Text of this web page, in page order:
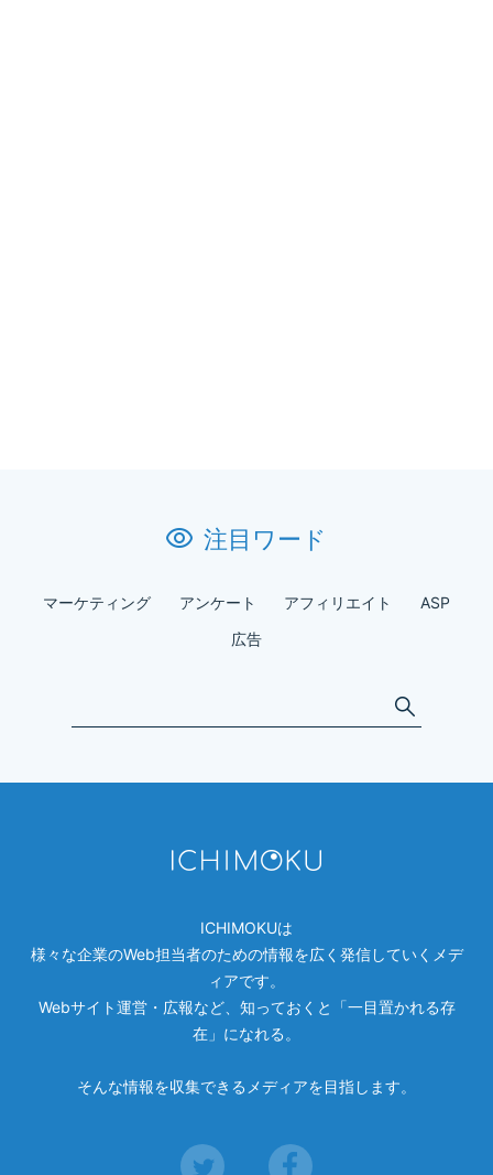
注目ワード
マーケティング アンケート アフィリエイト
ASP
広告
ICHIMOKUは
様々な企業のWeb担当者のための情報を広く発信していくメデ
ィアです。
Webサイト運営・広報など、知っておくと「一目置かれる存
在」になれる。
そんな情報を収集できるメディアを目指します。
Twitter